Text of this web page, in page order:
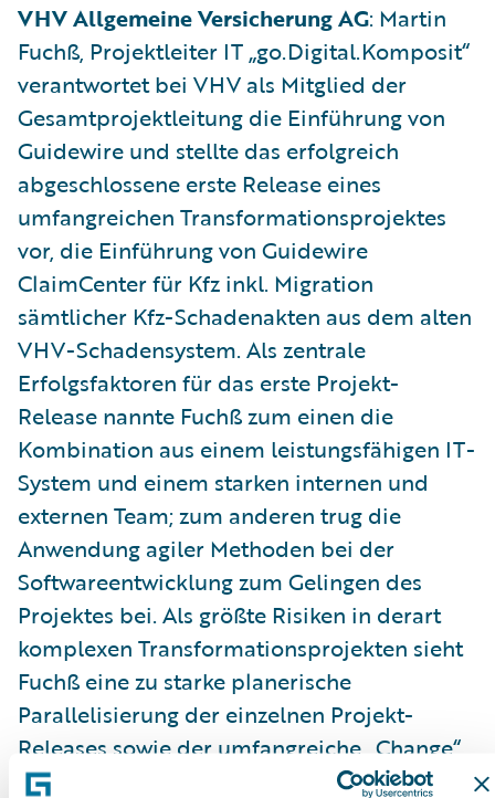
VHV Allgemeine Versicherung AG: Martin
Fuchß, Projektleiter IT „go.Digital.Komposit“
verantwortet bei VHV als Mitglied der
Gesamtprojektleitung die Einführung von
Guidewire und stellte das erfolgreich
abgeschlossene erste Release eines
umfangreichen Transformationsprojektes
vor, die Einführung von Guidewire
ClaimCenter für Kfz inkl. Migration
sämtlicher Kfz-Schadenakten aus dem alten
VHV-Schadensystem. Als zentrale
Erfolgsfaktoren für das erste Projekt-
Release nannte Fuchß zum einen die
Kombination aus einem leistungsfähigen IT-
System und einem starken internen und
externen Team; zum anderen trug die
Anwendung agiler Methoden bei der
Softwareentwicklung zum Gelingen des
Projektes bei. Als größte Risiken in derart
komplexen Transformationsprojekten sieht
Fuchß eine zu starke planerische
Parallelisierung der einzelnen Projekt-
Releases sowie der umfangreiche „Change“
für die betroffenen Fachbereiche nach der